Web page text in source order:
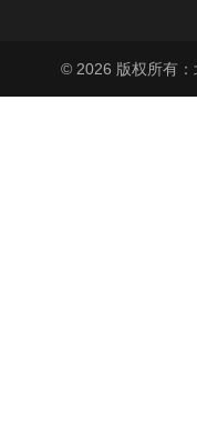
© 2026 版权所有：